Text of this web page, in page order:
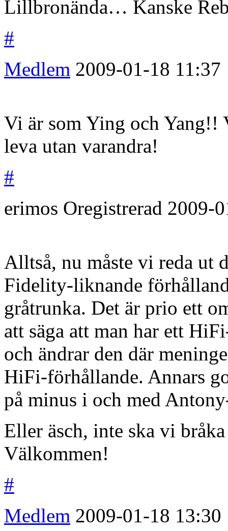
Lillbronända… Kanske
#
Medlem 2009-01-18 11:37
Vi är som Ying och Yang!!
leva utan varandra!
#
erimos Oregistrerad 2009-
Alltså, nu måste vi reda ut
Fidelity-liknande
gråtrunka. Det är prio ett
att säga att man har ett
och ändrar den där
HiFi-förhållande. Annars
på minus i och med
Eller äsch, inte ska vi
Välkommen!
#
Medlem 2009-01-18 13:30